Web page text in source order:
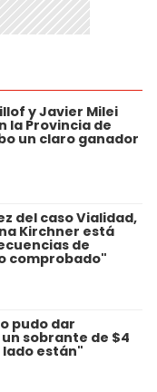
y Javier Milei
la Provincia de
un claro ganador
del caso Vialidad,
Kirchner está
de
comprobado"
pudo dar
sobrante de $4
lado están"